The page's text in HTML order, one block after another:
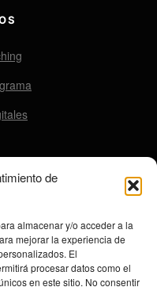
de
almacenar y/o acceder a la
mejorar la experiencia de
El
procesar datos como el
en este sitio. No consentir